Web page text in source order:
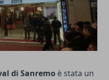
di Sanremo è stata un